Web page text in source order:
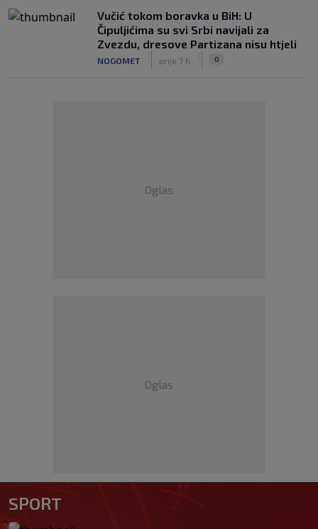
Vučić tokom boravka u BiH: U
Čipuljićima su svi Srbi navijali za
Zvezdu, dresove Partizana nisu htjeli
NOGOMET prije 7 h 0
Oglas
Oglas
SPORT